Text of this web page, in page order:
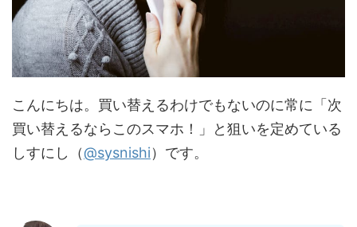
こんにちは。買い替えるわけでもないのに常に「次
買い替えるならこのスマホ！」と狙いを定めている
しすにし（@sysnishi）です。